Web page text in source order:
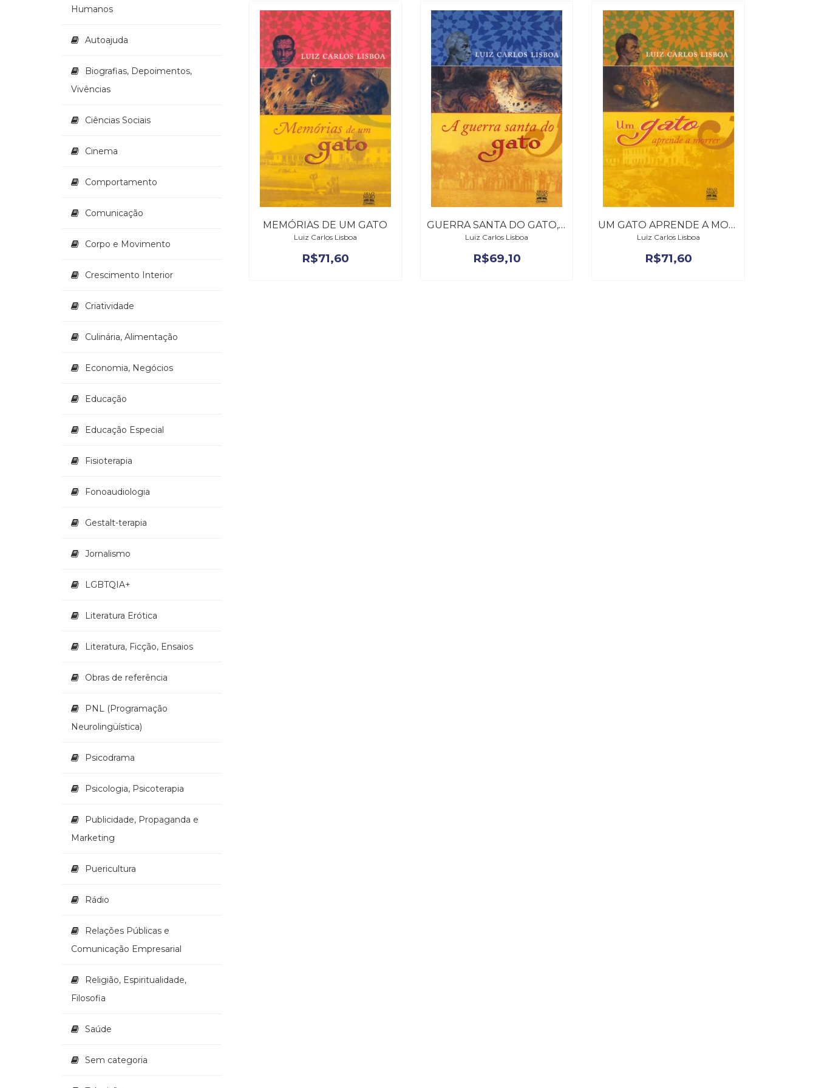
MEMÓRIAS DE UM GATO
Luiz Carlos Lisboa
R$71,60
GUERRA SANTA DO GATO, A
Luiz Carlos Lisboa
R$69,10
UM GATO APRENDE A MORRER
Luiz Carlos Lisboa
R$71,60
Humanos
Autoajuda
Biografias, Depoimentos,
Vivências
Ciências Sociais
Cinema
Comportamento
Comunicação
Corpo e Movimento
Crescimento Interior
Criatividade
Culinária, Alimentação
Economia, Negócios
Educação
Educação Especial
Fisioterapia
Fonoaudiologia
Gestalt-terapia
Jornalismo
LGBTQIA+
Literatura Erótica
Literatura, Ficção, Ensaios
Obras de referência
PNL (Programação
Neurolingüística)
Psicodrama
Psicologia, Psicoterapia
Publicidade, Propaganda e
Marketing
Puericultura
Rádio
Relações Públicas e
Comunicação Empresarial
Religião, Espiritualidade,
Filosofia
Saúde
Sem categoria